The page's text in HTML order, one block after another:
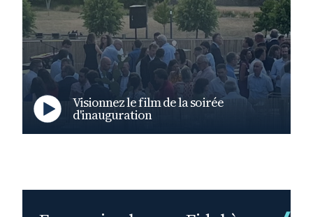
Visionnez le film de la soirée
d'inauguration